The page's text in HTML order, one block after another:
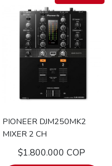
PIONEER DJM250MK2
MIXER 2 CH
$1.800.000 COP